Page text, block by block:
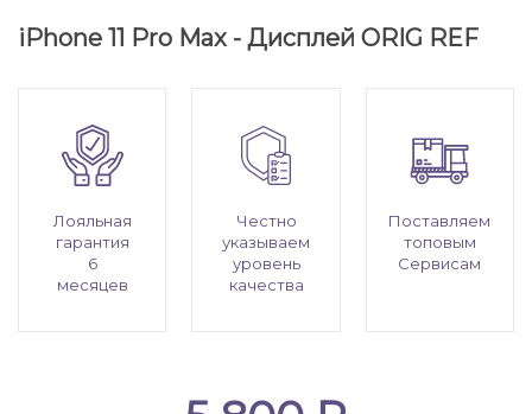
iPhone 11 Pro Max - Дисплей ORIG REF
Лояльная
гарантия
6
месяцев
Честно
указываем
уровень
качества
Поставляем
топовым
Сервисам